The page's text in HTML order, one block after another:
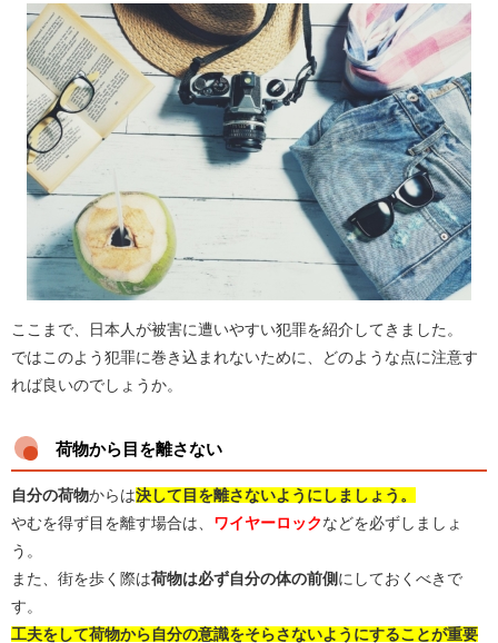
ここまで、日本人が被害に遭いやすい犯罪を紹介してきました。
ではこのよう犯罪に巻き込まれないために、どのような点に注意す
れば良いのでしょうか。
荷物から目を離さない
自分の荷物からは決して目を離さないようにしましょう。
やむを得ず目を離す場合は、 ワイヤーロック などを必ずしましょ
う。
また、街を歩く際は荷物は必ず自分の体の前側 にしておくべきで
す。
工夫をして荷物から自分の意識をそらさないようにすることが重要